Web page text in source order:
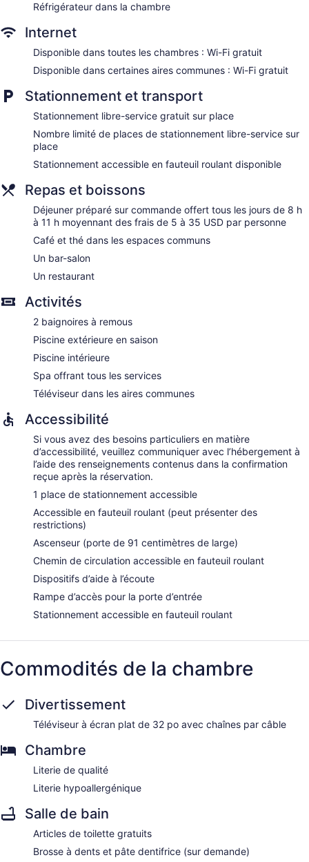
sur demande : literie hypoallergénique, changement des
demande). L'entretien ménager est assuré sur demande.
The Spa at the Anchorage comprend 4 salles de soins, y
compris des salles pour couples. Les services proposés
pierres chaudes, des massages pour sportifs et des
massages suédois. Une variété de soins thérapeutiques sont
proposés, notamment : aromathérapie. Le spa est ouvert
tous les jours.
Réfrigérateur dans la chambre
Internet
Disponible dans toutes les chambres : Wi-Fi gratuit
Disponible dans certaines aires communes : Wi-Fi gratuit
Stationnement et transport
Stationnement libre-service gratuit sur place
Nombre limité de places de stationnement libre-service sur
place
Stationnement accessible en fauteuil roulant disponible
Repas et boissons
Déjeuner préparé sur commande offert tous les jours de 8 h
à 11 h moyennant des frais de 5 à 35 USD par personne
Café et thé dans les espaces communs
Un bar-salon
Un restaurant
Activités
2 baignoires à remous
Piscine extérieure en saison
Piscine intérieure
Spa offrant tous les services
Téléviseur dans les aires communes
Accessibilité
Si vous avez des besoins particuliers en matière
d’accessibilité, veuillez communiquer avec l’hébergement à
l’aide des renseignements contenus dans la confirmation
reçue après la réservation.
1 place de stationnement accessible
Accessible en fauteuil roulant (peut présenter des
restrictions)
Ascenseur (porte de 91 centimètres de large)
Chemin de circulation accessible en fauteuil roulant
Dispositifs d’aide à l’écoute
Rampe d’accès pour la porte d’entrée
Stationnement accessible en fauteuil roulant
Commodités de la chambre
Divertissement
Téléviseur à écran plat de 32 po avec chaînes par câble
Chambre
Literie de qualité
Literie hypoallergénique
Salle de bain
Articles de toilette gratuits
Brosse à dents et pâte dentifrice (sur demande)